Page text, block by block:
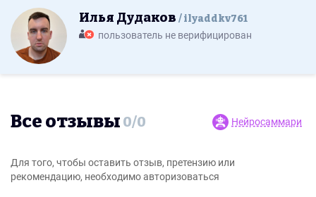
Илья Дудаков ilyaddkv761
пользователь не верифицирован
Все отзывы 0/0 Нейросаммари
Для того, чтобы оставить отзыв, претензию или
рекомендацию, необходимо авторизоваться